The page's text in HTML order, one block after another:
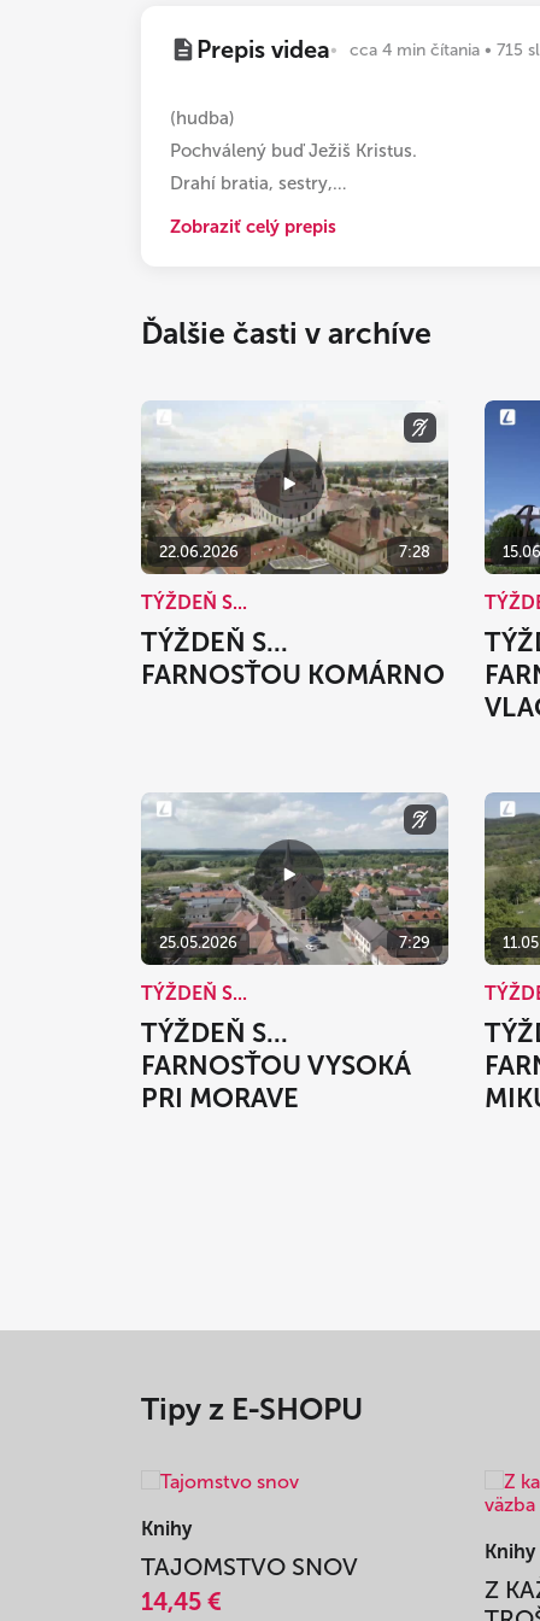
Prepis videa cca 4 min čítania • 715
(hudba)
Pochválený buď Ježiš Kristus.
Drahí bratia, sestry,…
Zobraziť celý prepis
Ďalšie časti v archíve
22.06.2026 7:28
TÝŽDEŇ S...
TÝŽDEŇ S...
FARNOSŤOU KOMÁRNO
25.05.2026 7:29
TÝŽDEŇ S...
TÝŽDEŇ S...
FARNOSŤOU VYSOKÁ
PRI MORAVE
Tipy z E-SHOPU
Knihy
TAJOMSTVO SNOV
14,45 €
Knihy
Z